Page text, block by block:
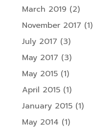
March 2019 (2)
November 2017 (1)
July 2017 (3)
May 2017 (3)
May 2015(1)
April 2015(1)
January 2015(1)
May 2014 (1)